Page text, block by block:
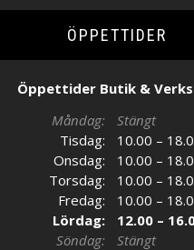
ÖPPETTIDER
Öppettider Butik &
Måndag:
Stängt
Tisdag:
10.00 –
Onsdag:
10.00 –
Torsdag:
10.00 –
Fredag:
10.00 –
Lördag:
12.00 –
Söndag:
Stängt